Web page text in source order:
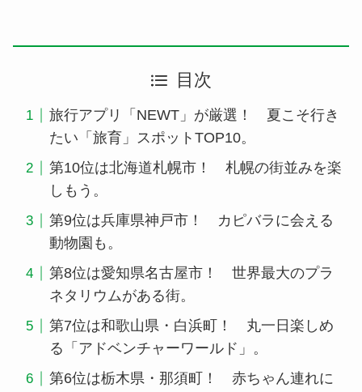
目次
旅行アプリ「NEWT」が厳選！ 夏こそ行き
たい「旅育」スポットTOP10。
第10位は北海道札幌市！ 札幌の街並みを楽
しもう。
第9位は兵庫県神戸市！ カピバラに会える
動物園も。
第8位は愛知県名古屋市！ 世界最大のプラ
ネタリウムがある街。
第7位は和歌山県・白浜町！ 丸一日楽しめ
る「アドベンチャーワールド」。
第6位は栃木県・那須町！ 赤ちゃん連れに